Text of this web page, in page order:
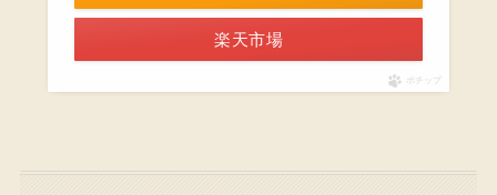
楽天市場
ポチップ